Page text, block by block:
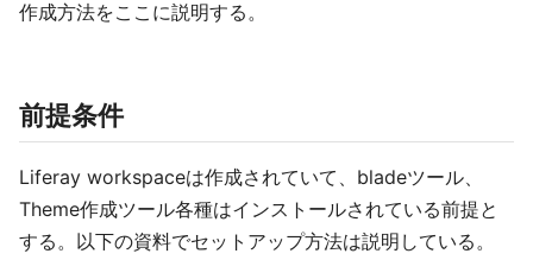
作成方法をここに説明する。
前提条件
Liferay workspaceは作成されていて、bladeツール、
Theme作成ツール各種はインストールされている前提と
する。以下の資料でセットアップ方法は説明している。